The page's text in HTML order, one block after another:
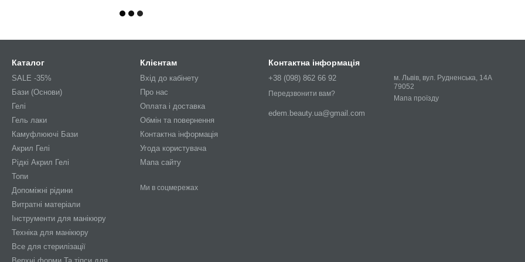
Каталог
SALE -35%
Бази (Основи)
Гелі
Гель лаки
Камуфлюючі Бази
Акрил Гелі
Рідкі Акрил Гелі
Топи
Допоміжні рідини
Витратні матеріали
Інструменти для манікюру
Техніка для манікюру
Все для стерилізації
Клієнтам
Вхід до кабінету
Про нас
Оплата і доставка
Обмін та повернення
Контактна інформація
Угода користувача
Мапа сайту
Ми в соцмережах
Контактна інформація
+38 (098) 862 66 92
Передзвонити вам?
edem.beauty.ua@gmail.com
м. Львів, вул. Рудненська, 14А
79052
Мапа проїзду